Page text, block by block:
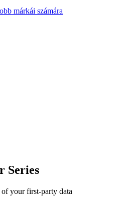
márkái számára
Series
your first-party data